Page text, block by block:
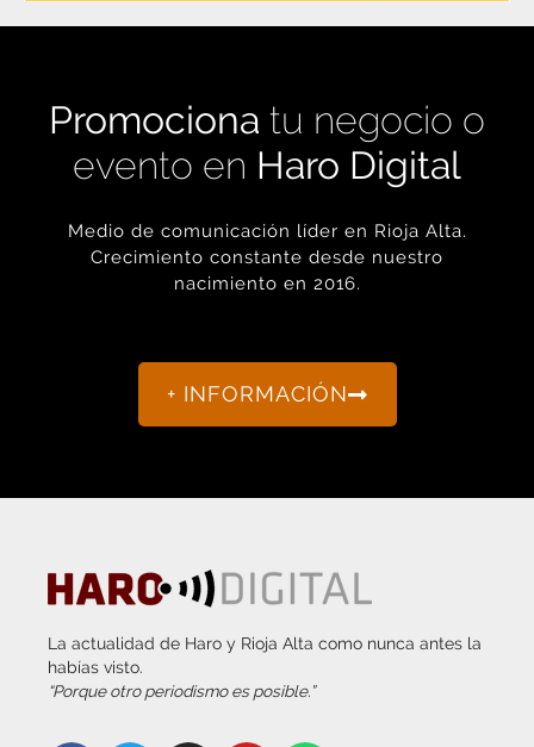
Promociona tu negocio o
evento en Haro Digital
Medio de comunicación líder en Rioja Alta.
Crecimiento constante desde nuestro
nacimiento en 2016.
+ INFORMACIÓN
La actualidad de Haro y Rioja Alta como nunca antes la
habías visto.
“Porque otro periodismo es posible.”